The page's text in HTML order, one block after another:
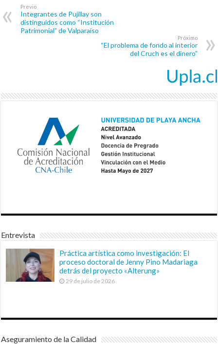
Previo
Integrantes de Pujillay son
distinguidos como “Institución
Patrimonial” de Valparaíso
Próximo
“El problema de fondo al interior
del Cruch es el dinero”
Entrevista
Práctica artística como investigación: El
proceso doctoral de Jenny Pino Madariaga
detrás del proyecto «Alterung»
29 de julio de 2026
Aseguramiento de la Calidad